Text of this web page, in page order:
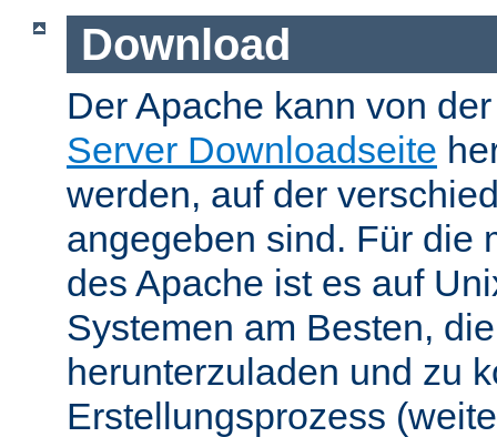
Download
Der Apache kann von
Server Downloadseite
werden, auf der
angegeben sind. Für die
des Apache ist es auf
Systemen am Besten,
herunterzuladen und zu
Erstellungsprozess